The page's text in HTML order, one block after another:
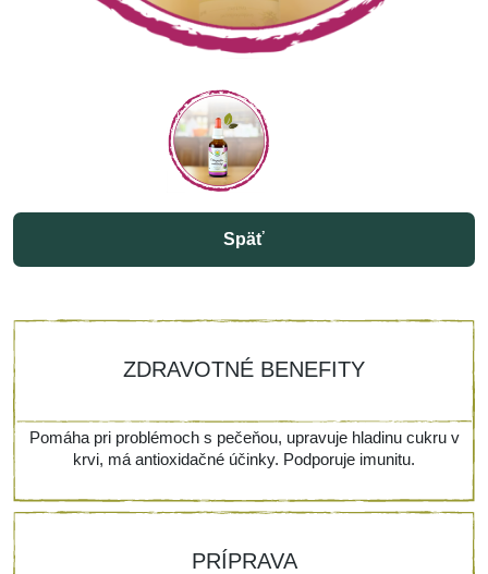
Späť
ZDRAVOTNÉ BENEFITY
Pomáha pri problémoch s pečeňou, upravuje hladinu cukru v
krvi, má antioxidačné účinky. Podporuje imunitu.
PRÍPRAVA